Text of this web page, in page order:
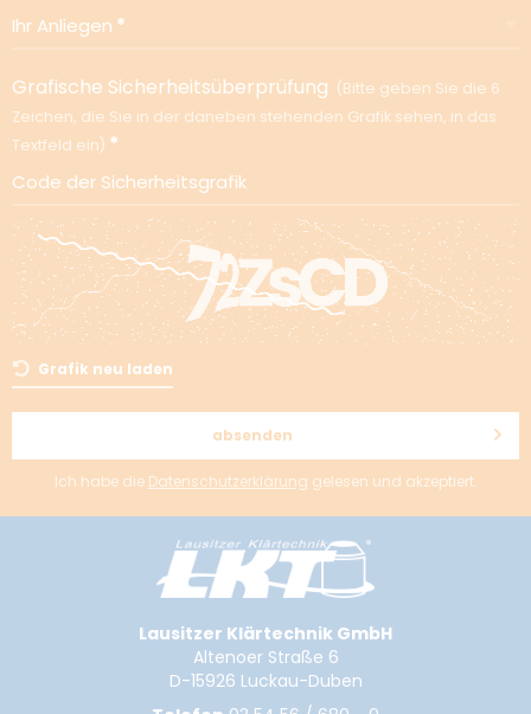
Ihr Anliegen
Sicherheitsüberprüfung
Bitte geben Sie die 6 Zeichen, die
Sie in der daneben stehenden Grafik sehen, in das Textfeld ein
Code der Sicherheitsgrafik
Grafik neu laden
Datenschutzerklärunggelesen und akzeptiert.
absenden
Ihr Anliegen
Grafische Sicherheitsüberprüfung
Bitte geben Sie die 6
Zeichen, die Sie in der daneben stehenden Grafik sehen, in das
Textfeld ein
Code der Sicherheitsgrafik
Grafik neu laden
absenden
Ich habe die Datenschutzerklärung gelesen und akzeptiert.
Lausitzer Klärtechnik GmbH
Altenoer Straße 6
D-15926 Luckau-Duben